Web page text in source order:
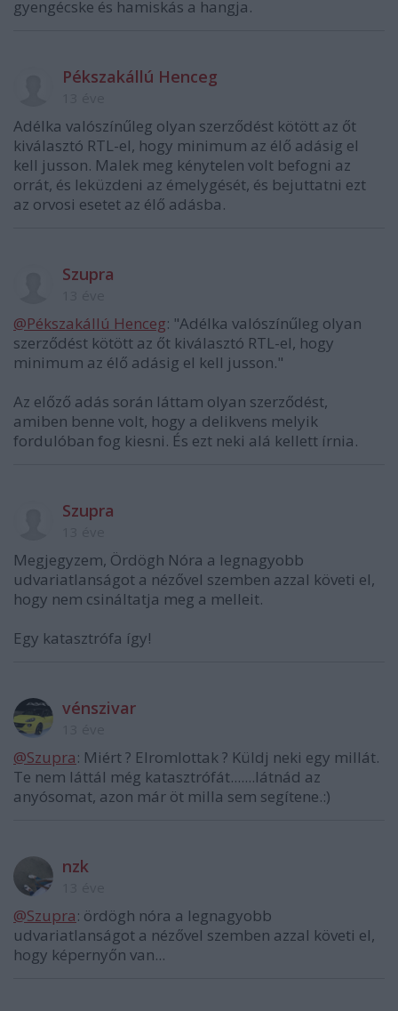
gyengécske és hamiskás a hangja.
Pékszakállú Henceg
Adélka valószínűleg olyan szerződést kötött az őt
kiválasztó RTL-el, hogy minimum az élő adásig el
kell jusson. Malek meg kénytelen volt befogni az
orrát, és leküzdeni az émelygését, és bejuttatni ezt
az orvosi esetet az élő adásba.
Szupra
@Pékszakállú Henceg: "Adélka valószínűleg olyan
szerződést kötött az őt kiválasztó RTL-el, hogy
minimum az élő adásig el kell jusson."
Az előző adás során láttam olyan szerződést,
amiben benne volt, hogy a delikvens melyik
fordulóban fog kiesni. És ezt neki alá kellett írnia.
Szupra
Megjegyzem, Ördögh Nóra a legnagyobb
udvariatlanságot a nézővel szemben azzal követi el,
hogy nem csináltatja meg a melleit.
Egy katasztrófa így!
vénszivar
@Szupra: Miért ? Elromlottak ? Küldj neki egy millát.
Te nem láttál még katasztrófát.......látnád az
anyósomat, azon már öt milla sem segítene.:)
nzk
@Szupra: ördögh nóra a legnagyobb
udvariatlanságot a nézővel szemben azzal követi el,
hogy képernyőn van...